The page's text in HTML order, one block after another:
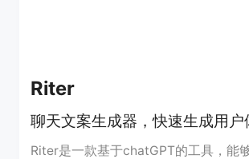
Riter
聊天文案生成器，快速生成用户
Riter是一款基于chatGPT的工具，能